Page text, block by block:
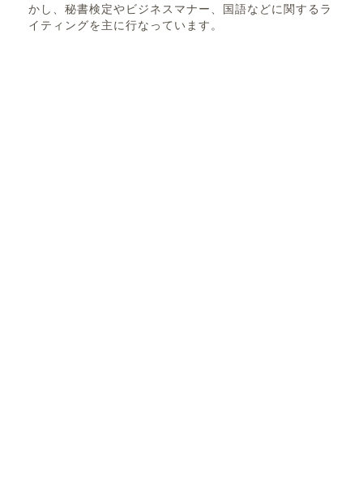
かし、秘書検定やビジネスマナー、国語などに関するラ
イティングを主に行なっています。